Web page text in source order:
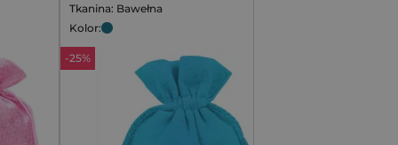
Tkanina: Bawełna
Kolor:
-25%